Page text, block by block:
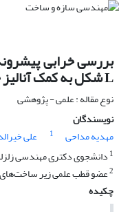
بررسی خرابی
L شکل به کمک آنالیز حساسیت
نوع مقاله : علمی - پژوهشی
نویسندگان
مهدیه مداحی
1 علی
1دانشجوی دکتری مهندسی
2عضو قطب علمی زیر ساخت‌های
چکیده